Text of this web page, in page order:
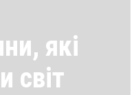
які
світ